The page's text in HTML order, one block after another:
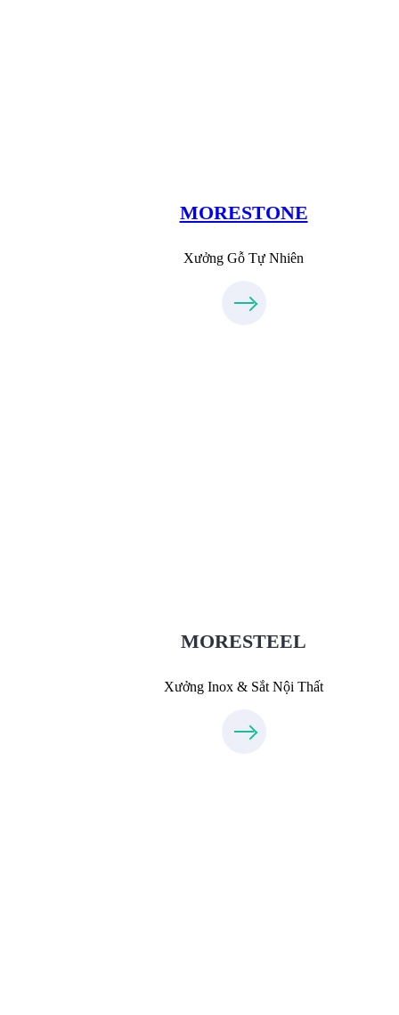
MORESTONE
Xưởng Gỗ Tự Nhiên
MORESTEEL
Xưởng Inox & Sắt Nội Thất